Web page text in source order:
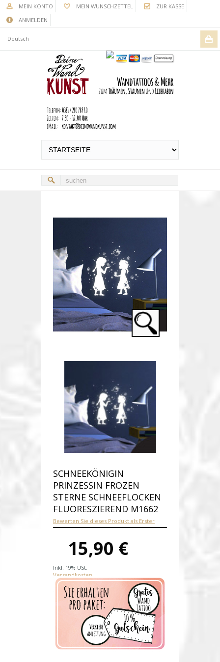
MEIN KONTO MEIN WUNSCHZETTEL
ZUR KASSE
ANMELDEN
Deutsch
SCHNEEKÖNIGIN
PRINZESSIN FROZEN
STERNE SCHNEEFLOCKEN
FLUORESZIEREND M1662
Bewerten Sie dieses Produkt als Erster
15,90 €
Inkl. 19% USt.
Versandkosten
Produktnummer:
Verfügbarkeit: Auf Lager
Lieferzeit: 1-2 Werktage nach
Zahlungseingang